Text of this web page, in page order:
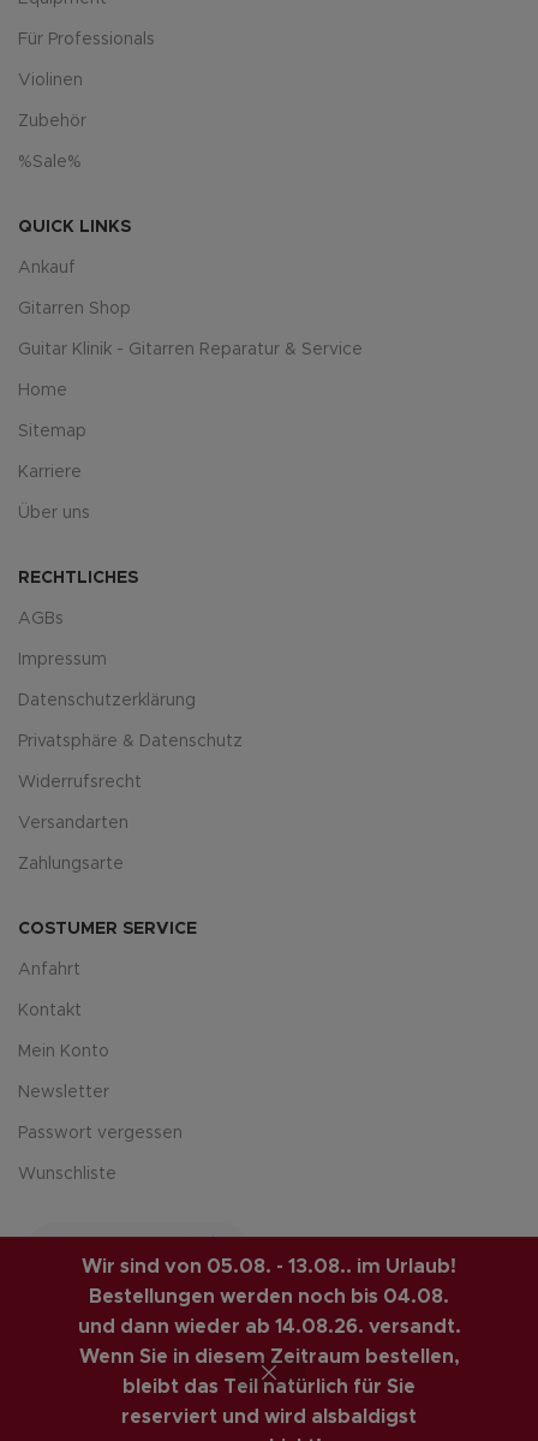
Wir sind von 05.08. - 13.08.. im Urlaub!
Bestellungen werden noch bis 04.08.
und dann wieder ab 14.08.26. versandt.
Wenn Sie in diesem Zeitraum bestellen,
bleibt das Teil natürlich für Sie
reserviert und wird alsbaldigst
Für Professionals
Violinen
Zubehör
%Sale%
QUICK LINKS
Ankauf
Gitarren Shop
Guitar Klinik - Gitarren Reparatur & Service
Home
Sitemap
Karriere
Über uns
RECHTLICHES
AGBs
Impressum
Datenschutzerklärung
Privatsphäre & Datenschutz
Widerrufsrecht
Versandarten
Zahlungsarte
COSTUMER SERVICE
Anfahrt
Kontakt
Mein Konto
Newsletter
Passwort vergessen
Wunschliste
LUIS-GUITAR-GARAGE.COM © 2026 | CREATED BY
COMPUTERMOBIL . PREMIUM E-COMMERCE SOLUTIONS.